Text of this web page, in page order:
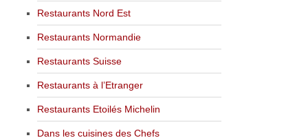
Restaurants Nord Est
Restaurants Normandie
Restaurants Suisse
Restaurants à l’Etranger
Restaurants Etoilés Michelin
Dans les cuisines des Chefs